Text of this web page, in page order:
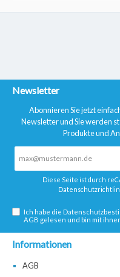
Newsletter
Abonnieren Sie jetzt
Newsletter und Sie werden
Produkte und
Diese Seite ist durch
Ich habe die
AGB gelesen und bin mit
Informationen
AGB